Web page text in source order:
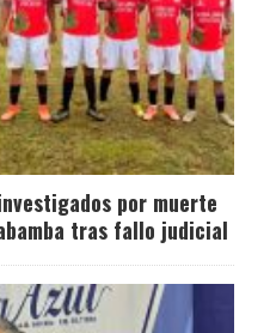
por muerte
tras fallo judicial